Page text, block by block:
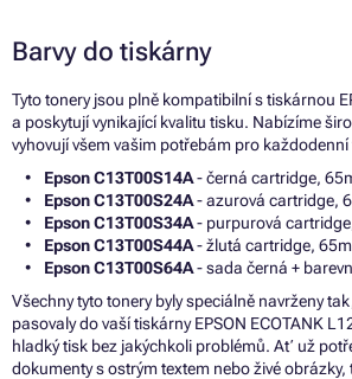
Barvy do tiskárny
Tyto tonery jsou plně kompatibilní s tiskárnou
a poskytují vynikající kvalitu tisku. Nabízíme
vyhovují všem vašim potřebám pro každodenní
Epson C13T00S14A- černá cartridge,
Epson C13T00S24A- azurová cartridge,
Epson C13T00S34A- purpurová
Epson C13T00S44A- žlutá cartridge,
Epson C13T00S64A- sada černá +
Všechny tyto tonery byly speciálně navrženy
pasovaly do vaší tiskárny EPSON ECOTANK
hladký tisk bez jakýchkoli problémů. Ať už
dokumenty s ostrým textem nebo živé obrázky,